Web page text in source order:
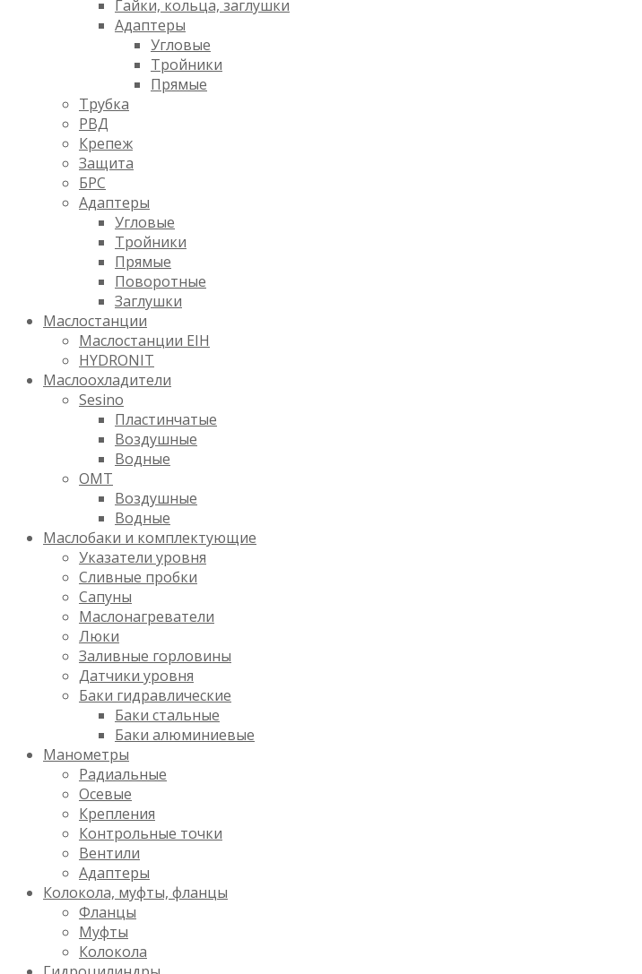
Гайки, кольца, заглушки
Адаптеры
Угловые
Тройники
Прямые
Трубка
РВД
Крепеж
Защита
БРС
Адаптеры
Угловые
Тройники
Прямые
Поворотные
Заглушки
Маслостанции
Маслостанции EIH
HYDRONIT
Маслоохладители
Sesino
Пластинчатые
Воздушные
Водные
OMT
Воздушные
Водные
Маслобаки и комплектующие
Указатели уровня
Сливные пробки
Сапуны
Маслонагреватели
Люки
Заливные горловины
Датчики уровня
Баки гидравлические
Баки стальные
Баки алюминиевые
Манометры
Радиальные
Осевые
Крепления
Контрольные точки
Вентили
Адаптеры
Колокола, муфты, фланцы
Фланцы
Муфты
Колокола